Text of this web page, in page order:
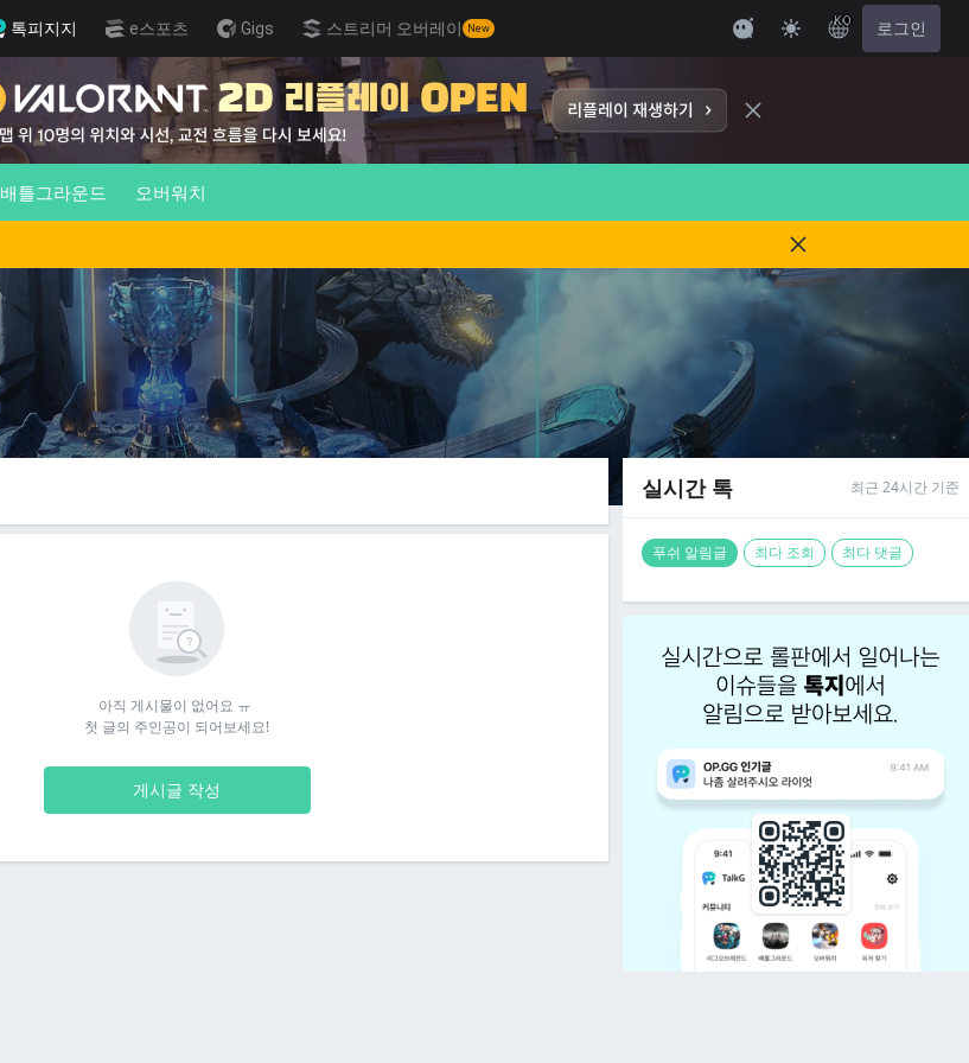
톡피지지 e스포츠 Gigs 스트리머 오버레이 New
KO 로그인
배틀그라운드 오버워치
아직 게시물이 없어요 ㅠ
첫 글의 주인공이 되어보세요!
게시글 작성
실시간 톡 최근 24시간 기준
푸쉬 알림글 최다 조회 최다 댓글